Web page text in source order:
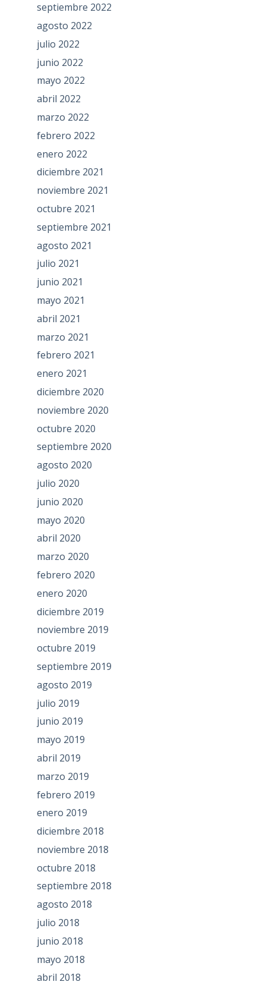
septiembre 2022
agosto 2022
julio 2022
junio 2022
mayo 2022
abril 2022
marzo 2022
febrero 2022
enero 2022
diciembre 2021
noviembre 2021
octubre 2021
septiembre 2021
agosto 2021
julio 2021
junio 2021
mayo 2021
abril 2021
marzo 2021
febrero 2021
enero 2021
diciembre 2020
noviembre 2020
octubre 2020
septiembre 2020
agosto 2020
julio 2020
junio 2020
mayo 2020
abril 2020
marzo 2020
febrero 2020
enero 2020
diciembre 2019
noviembre 2019
octubre 2019
septiembre 2019
agosto 2019
julio 2019
junio 2019
mayo 2019
abril 2019
marzo 2019
febrero 2019
enero 2019
diciembre 2018
noviembre 2018
octubre 2018
septiembre 2018
agosto 2018
julio 2018
junio 2018
mayo 2018
abril 2018